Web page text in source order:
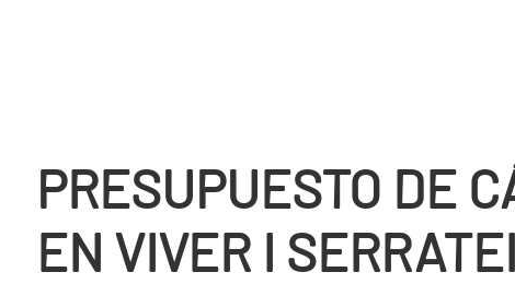
PRESUPUESTO DE
EN VIVER I